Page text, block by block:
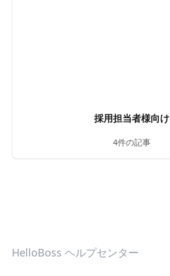
採用担当者様向け
4件の記事
HelloBoss ヘルプセンター